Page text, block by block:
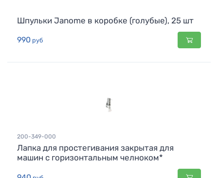
Шпульки Janome в коробке (голубые), 25 шт
990 руб
200-349-000
Лапка для простегивания закрытая для
машин с горизонтальным челноком*